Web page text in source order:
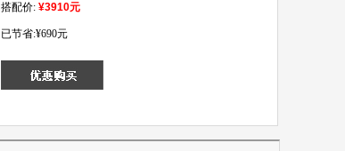
搭配价: ¥3910元
已节省:¥690元